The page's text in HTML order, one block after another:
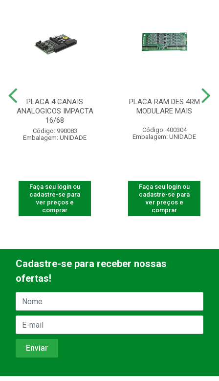
PLACA 4 CANAIS
ANALOGICOS IMPACTA
16/68
Código: 990083
Embalagem: UNIDADE
Faça seu login ou
cadastre-se para
ver preços e
comprar
PLACA RAM DES 4RM
MODULARE MAIS
Código: 400304
Embalagem: UNIDADE
Faça seu login ou
cadastre-se para
ver preços e
comprar
Cadastre-se para receber nossas
ofertas!